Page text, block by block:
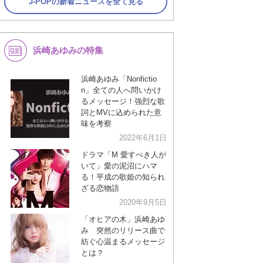
浜崎あゆみの特集
浜崎あゆみ「Nonfictio
n」全ての人へ問いかけ
るメッセージ！強烈な歌
詞とMVに込められた意
味を考察
2022年6月1日
ドラマ「M 愛すべき人が
いて」愛の泥沼にハマ
る！平成の歌姫の知られ
ざる恋物語
2020年9月5日
「オヒアの木」浜崎あゆ
み 突然のリリース曲で
紡ぐ心温まるメッセージ
とは？